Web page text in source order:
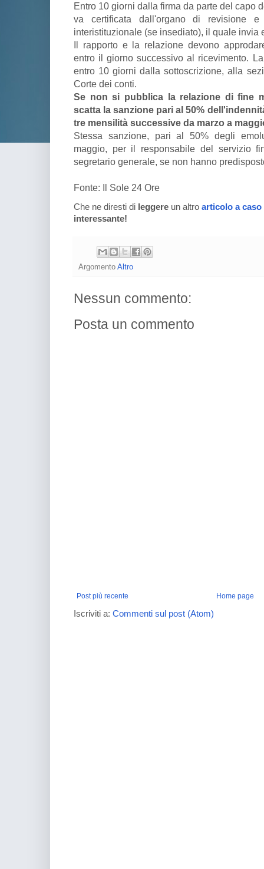
Entro 10 giorni dalla firma da parte del capo
va certificata dall'organo di revisione e
interistituzionale (se insediato), il quale invia
Il rapporto e la relazione devono
entro il giorno successivo al ricevimento.
entro 10 giorni dalla sottoscrizione, alla
Corte dei conti.
Se non si pubblica la relazione di fine
scatta la sanzione pari al 50%
tre mensilità successive da marzo a
Stessa sanzione, pari al 50% degli
maggio, per il responsabile del servizio
segretario generale, se non hanno
Fonte: Il Sole 24 Ore
Che ne diresti di leggere un altro articolo a caso
interessante!
Argomento Altro
Nessun commento:
Posta un commento
Post più recente Home page
Iscriviti a: Commenti sul post (Atom)